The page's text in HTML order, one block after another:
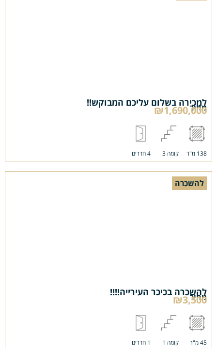
למכירה בשלום עליכם המבוקש!!
מחיר
₪1,690,000
138 מ"ר קומה 3 4 חדרים
להשכרה
להשכרה בכיכר העירייה!!!!
מחיר
₪3,500
45 מ"ר קומה 1 1 חדרים